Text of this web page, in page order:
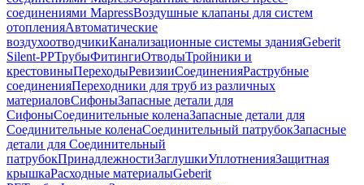
соединениями MapressВоздушные клапаны для систем
отопленияАвтоматические
воздухоотводчикиКанализационные системы зданияGeberit
Silent-PPТрубыФитингиОтводыТройники и
крестовиныПереходыРевизииСоединенияРаструбные
соединенияПереходники для труб из различных
материаловСифоныЗапасные детали для
СифоныСоединительные коленаЗапасные детали для
Соединительные коленаСоединительный патрубокЗапасные
детали для Соединительный
патрубокПринадлежностиЗаглушкиУплотненияЗащитная
крышкаРасходные материалыGeberit